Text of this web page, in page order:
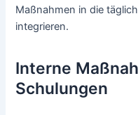
Maßnahmen in die
integrieren.
Interne
Schulungen